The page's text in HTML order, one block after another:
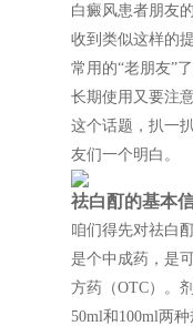
白癜风患者朋友
收到类似这样的
常用的“老朋友”
长期使用又要注
这个话题，扒一
友们一个明白。
祛白酊的基本
咱们得先对祛白
是个中成药，是
方药（OTC）。
50ml和100ml两